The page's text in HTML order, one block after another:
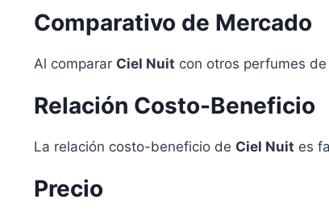
Comparativo de Mercado
Al comparar Ciel Nuit con otros perfumes
Relación Costo-Beneficio
La relación costo-beneficio de Ciel Nuit es
Precio